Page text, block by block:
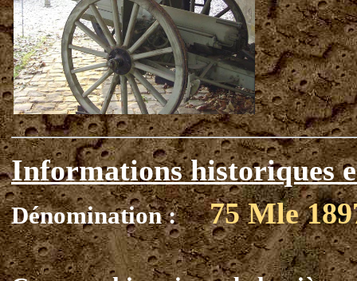
Informations historiques
Dénomination : 75 Mle